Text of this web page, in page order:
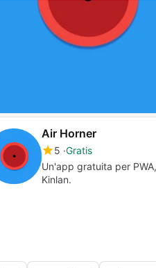
Air Horner
5 Gratis
Un'app gratuita per
Kinlan.